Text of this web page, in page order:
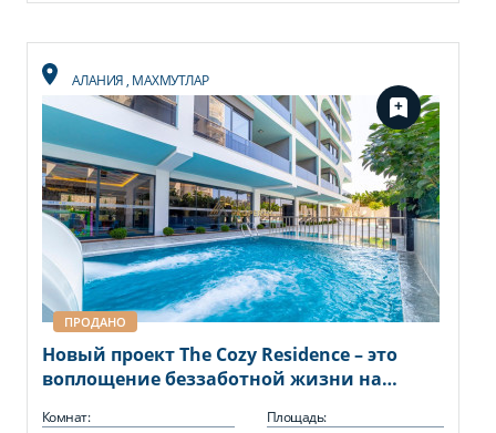
АЛАНИЯ, МАХМУТЛАР
ПРОДАНО
Новый проект The Cozy Residence – это
воплощение беззаботной жизни на
Комнат: Площадь: